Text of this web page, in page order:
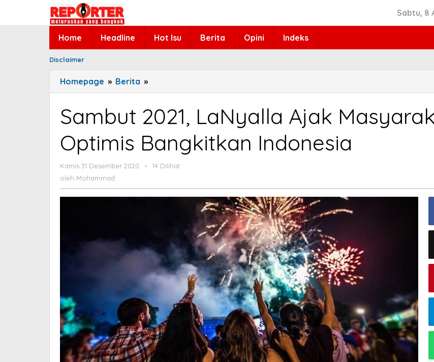
Sabtu, 8
Home Headline Hot Isu Berita Opini Indeks
Disclaimer
Homepage » Berita »
2021,
Ajak
Optimis
Bangkitkan
Indonesia
Sambut 2021, LaNyalla Ajak
Optimis Bangkitkan Indonesia
Kamis 31 Desember 2020
oleh
-
14 Dilihat
oleh Mohammad